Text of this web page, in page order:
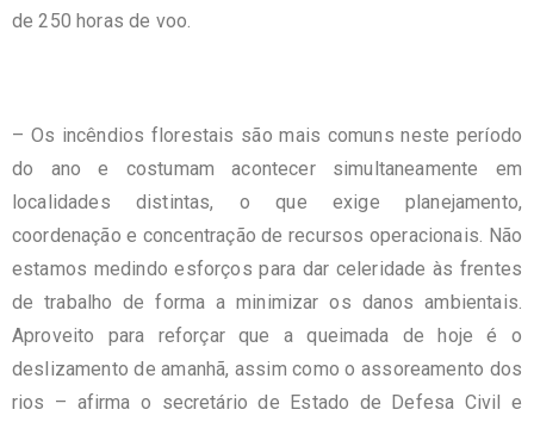
de 250 horas de voo.
– Os incêndios florestais são mais comuns neste período
do ano e costumam acontecer simultaneamente em
localidades distintas, o que exige planejamento,
coordenação e concentração de recursos operacionais. Não
estamos medindo esforços para dar celeridade às frentes
de trabalho de forma a minimizar os danos ambientais.
Aproveito para reforçar que a queimada de hoje é o
deslizamento de amanhã, assim como o assoreamento dos
rios – afirma o secretário de Estado de Defesa Civil e